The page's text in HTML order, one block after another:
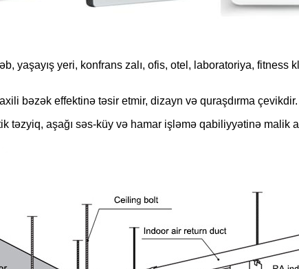
yaşayış yeri, konfrans zalı, ofis, otel, laboratoriya,
bəzək effektinə təsir etmir, dizayn və quraşdırma çevikdir.
aşağı səs-küy və hamar işləmə qabiliyyətinə malik